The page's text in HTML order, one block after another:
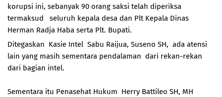
korupsi ini, sebanyak 90 orang saksi telah diperiksa
termaksud seluruh kepala desa dan Plt Kepala Dinas
Herman Radja Haba serta Plt. Bupati.
Ditegaskan Kasie Intel Sabu Raijua, Suseno SH, ada atensi
lain yang masih sementara pendalaman dari rekan-rekan
dari bagian intel.
Sementara itu Penasehat Hukum Herry Battileo SH, MH